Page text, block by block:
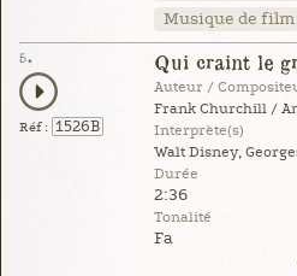
Musique de film
5.
Réf : 1526B
Qui craint le
Auteur /
Frank Churchill /
Interprète(s)
Walt Disney,
Durée
2:36
Tonalité
Fa